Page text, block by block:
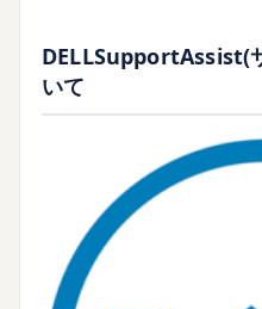
DELLSupportAssist(
いて